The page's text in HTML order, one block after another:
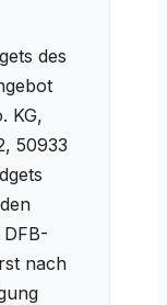
des
KG,
50933
nach